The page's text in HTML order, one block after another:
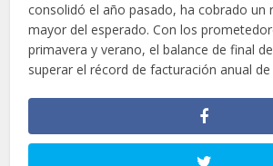
consolidó el año pasado, ha cobrado un
mayor del esperado. Con los
primavera y verano, el balance de final
superar el récord de facturación anual de